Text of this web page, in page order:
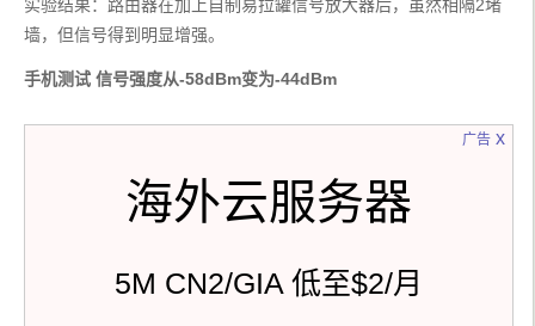
实验结果：路由器在加上自制易拉罐信号放大器后，虽然相隔2堵
墙，但信号得到明显增强。
手机测试 信号强度从-58dBm变为-44dBm
广告
海外云服务器
5M CN2/GIA 低至$2/月
x